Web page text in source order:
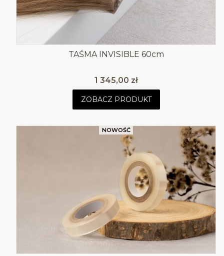
TAŚMA INVISIBLE 60cm
Cena
1 345,00 zł
ZOBACZ PRODUKT
NOWOŚĆ